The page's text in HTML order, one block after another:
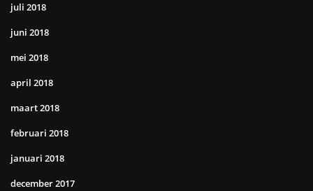
juli 2018
juni 2018
mei 2018
april 2018
maart 2018
februari 2018
januari 2018
december 2017